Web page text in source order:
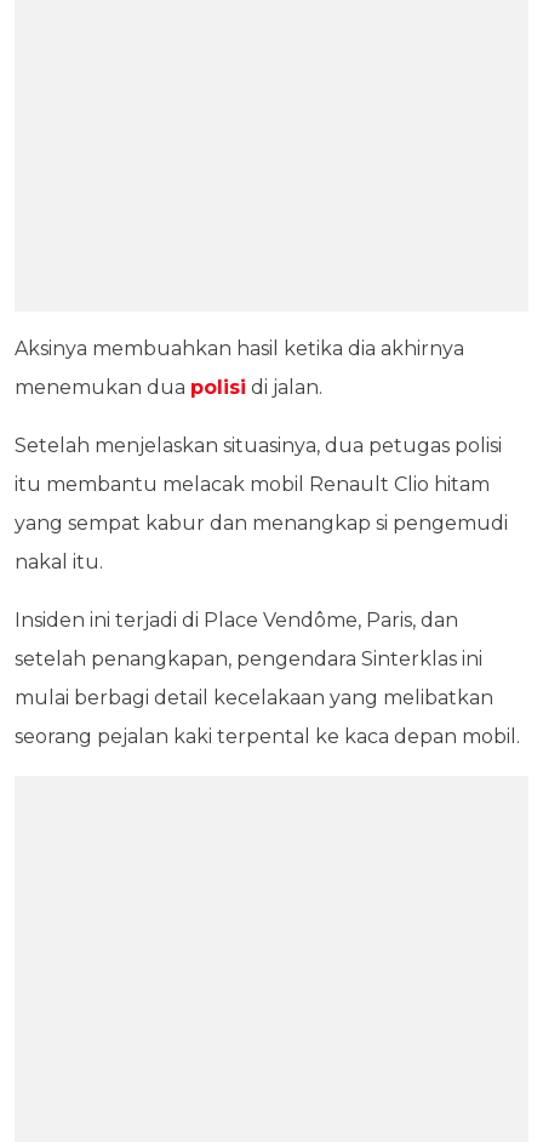
Aksinya membuahkan hasil ketika dia akhirnya
menemukan dua polisi di jalan.
Setelah menjelaskan situasinya, dua petugas polisi
itu membantu melacak mobil Renault Clio hitam
yang sempat kabur dan menangkap si pengemudi
nakal itu.
Insiden ini terjadi di Place Vendôme, Paris, dan
setelah penangkapan, pengendara Sinterklas ini
mulai berbagi detail kecelakaan yang melibatkan
seorang pejalan kaki terpental ke kaca depan mobil.